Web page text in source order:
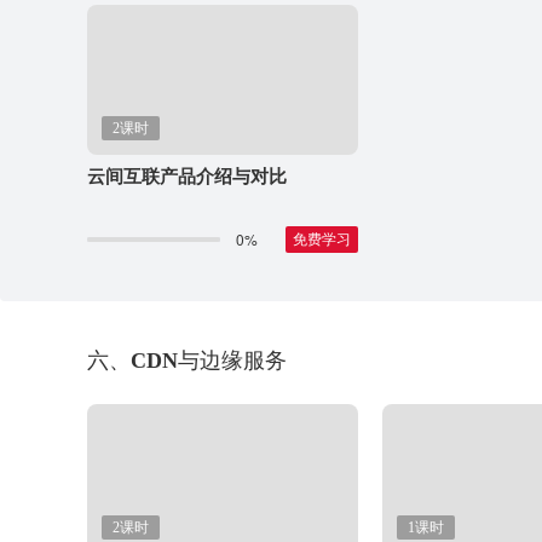
2课时
云间互联产品介绍与对比
0% 免费学习
六、CDN与边缘服务
2课时 1课时